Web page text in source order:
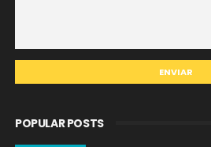
POPULAR POSTS